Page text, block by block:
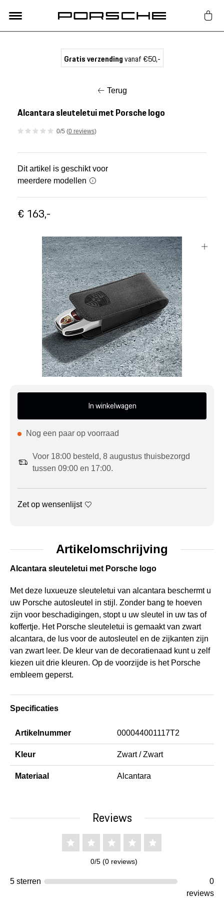
Nieuw
Acties
Porsche finder
Klantenservice
Meer Porsche
Porsche informatie
Gratis verzendingvanaf €50,-
Terug
Alcantara sleuteletui met Porsche logo
0/5 (0 reviews)
Dit artikel is geschikt voor
meerdere modellen
€ 163,-
In winkelwagen
Nog een paar op voorraad
Voor 18:00 besteld, 8 augustus thuisbezorgd
tussen 09:00 en 17:00.
Zet op wensenlijst
Artikelomschrijving
Alcantara sleuteletui met Porsche logo
Met deze luxueuze sleuteletui van alcantara beschermt u
uw Porsche autosleutel in stijl. Zonder bang te hoeven
zijn voor beschadigingen, stopt u uw sleutel in uw tas of
koffertje. Het Porsche sleuteletui is gemaakt van zwart
alcantara, de lus voor de autosleutel en de zijkanten zijn
van zwart leer. De kleur van de decoratienaad kunt u zelf
kiezen uit drie kleuren. Op de voorzijde is het Porsche
embleem geperst.
Specificaties
Artikelnummer 000044001117T2
Kleur Zwart / Zwart
Materiaal Alcantara
Reviews
0/5 (0 reviews)
5 sterren
0
reviews